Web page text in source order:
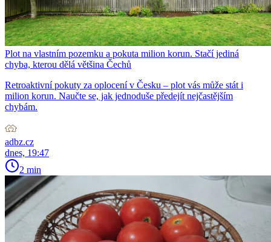
Plot na vlastním pozemku a pokuta milion korun. Stačí jediná
chyba, kterou dělá většina Čechů
Retroaktivní pokuty za oplocení v Česku – plot vás může stát i
milion korun. Naučte se, jak jednoduše předejít nejčastějším
chybám.
adbz.cz
dnes, 19:47
2 min